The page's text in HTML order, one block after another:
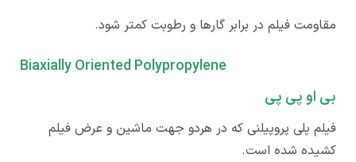
مقاومت فیلم در برابر گارها و رطوبت کمتر شود.
Biaxially Oriented Polypropylene
بی او پی پی
فیلم پلی پروپیلنی که در هردو جهت ماشین و عرض فیلم
کشیده شده است.